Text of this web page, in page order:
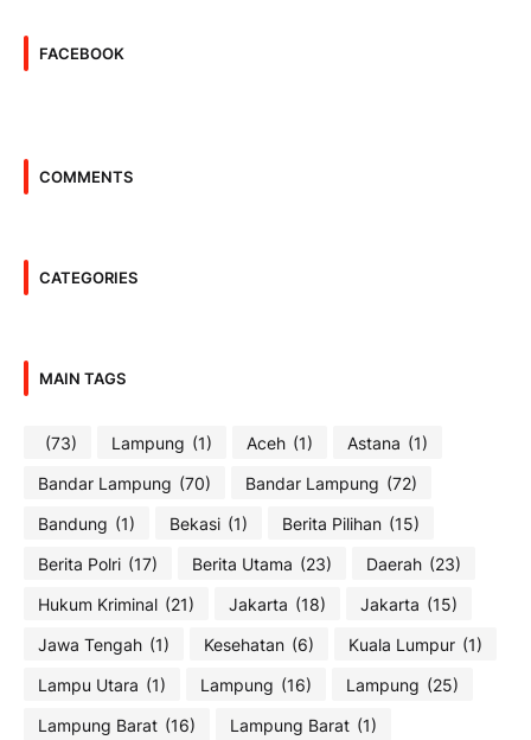
FACEBOOK
COMMENTS
CATEGORIES
MAIN TAGS
(73) Lampung (1) Aceh (1) Astana (1)
Bandar Lampung (70) Bandar Lampung (72)
Bandung (1) Bekasi (1) Berita Pilihan (15)
Berita Polri (17) Berita Utama (23) Daerah (23)
Hukum Kriminal (21) Jakarta (18) Jakarta (15)
Jawa Tengah (1) Kesehatan (6) Kuala Lumpur (1)
Lampu Utara (1) Lampung (16) Lampung (25)
Lampung Barat (16) Lampung Barat (1)